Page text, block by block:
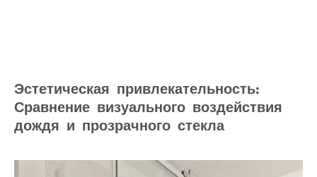
Эстетическая привлекательность:
Сравнение визуального воздействия
дождя и прозрачного стекла